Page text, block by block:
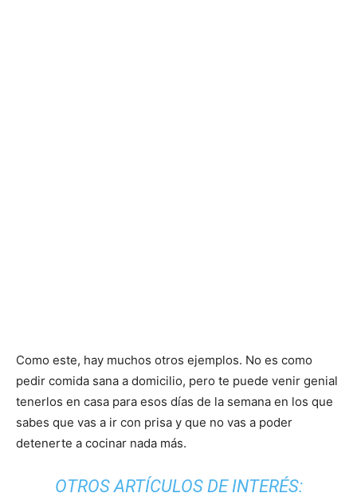
Como este, hay muchos otros ejemplos. No es como
pedir comida sana a domicilio, pero te puede venir genial
tenerlos en casa para esos días de la semana en los que
sabes que vas a ir con prisa y que no vas a poder
detenerte a cocinar nada más.
OTROS ARTÍCULOS DE INTERÉS: